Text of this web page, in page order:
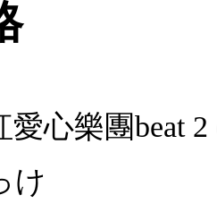
愛心樂團beat
け